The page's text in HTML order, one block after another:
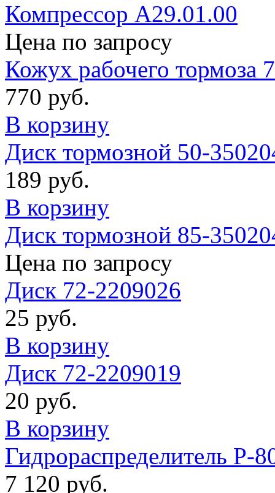
Компрессор А29.01.00
Цена по запросу
Кожух рабочего тормоза
770 руб.
В корзину
Диск тормозной 50-
189 руб.
В корзину
Диск тормозной 85-
Цена по запросу
Диск 72-2209026
25 руб.
В корзину
Диск 72-2209019
20 руб.
В корзину
Гидрораспределитель
7 120 руб.